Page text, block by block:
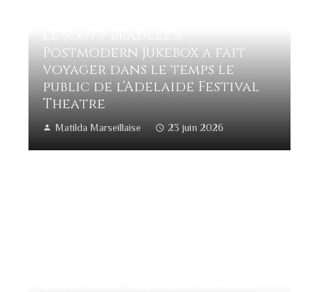
Postmodern Jukebox a fait
voyager dans le temps le
public de l’Adelaide Festival
Theatre
Matilda Marseillaise 23 juin 2026